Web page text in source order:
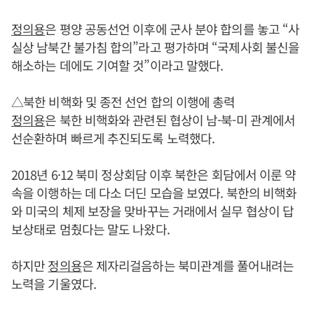
정의용은 평양 공동선언 이후에 군사 분야 합의를 놓고 “사
실상 남북간 불가침 합의”라고 평가하며 “국제사회 불신을
해소하는 데에도 기여할 것”이라고 말했다.
△북한 비핵화 및 종전 선언 합의 이행에 총력
정의용은 북한 비핵화와 관련된 협상이 남-북-미 관계에서
선순환하며 빠르게 추진되도록 노력했다.
2018년 6·12 북미 정상회담 이후 북한은 회담에서 이룬 약
속을 이행하는 데 다소 더딘 모습을 보였다. 북한의 비핵화
와 미국의 체제 보장을 맞바꾸는 거래에서 실무 협상이 답
보상태로 멈췄다는 말도 나왔다.
하지만정의용은 제자리걸음하는 북미관계를 풀어내려는
노력을 기울였다.